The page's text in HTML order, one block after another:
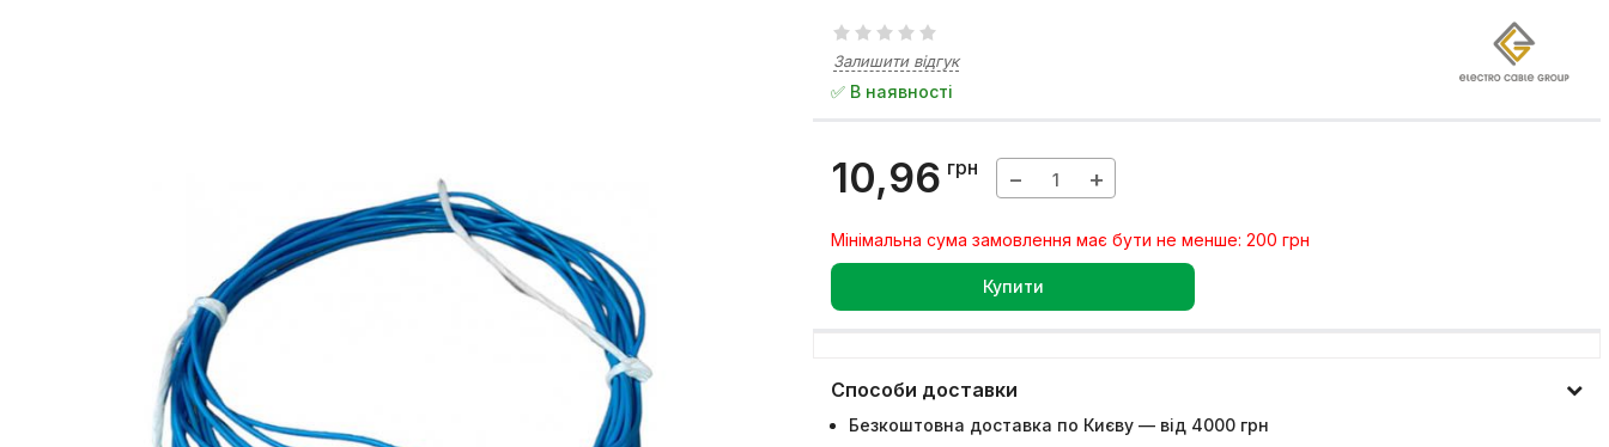
Залишити відгук
✅ В наявності
10,96 грн − +
Мінімальна сума замовлення має бути не менше: 200 грн
Купити
Способи доставки
Безкоштовна доставка по Києву — від 4000 грн